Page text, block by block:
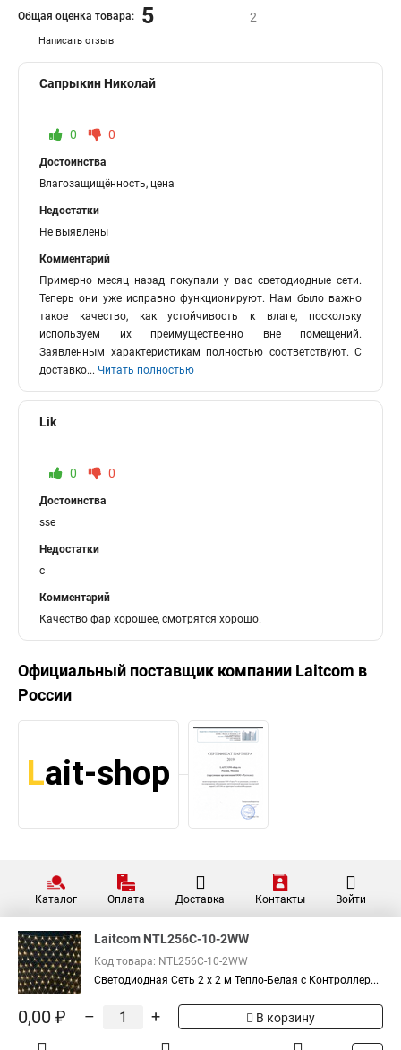
Написать отзыв
Общая оценка товара: 5 2
Сапрыкин Николай
0 0
Достоинства
Влагозащищённость, цена
Недостатки
Не выявлены
Комментарий
Примерно месяц назад покупали у вас светодиодные сети.
Теперь они уже исправно функционируют. Нам было важно
такое качество, как устойчивость к влаге, поскольку
используем их преимущественно вне помещений.
Заявленным характеристикам полностью соответствуют. С
доставко... Читать полностью
Lik
0 0
Достоинства
sse
Недостатки
c
Комментарий
Качество фар хорошее, смотрятся хорошо.
Официальный поставщик компании Laitcom в
России
Каталог Оплата Доставка Контакты Войти
Laitcom NTL256C-10-2WW
Код товара: NTL256C-10-2WW
Светодиодная Сеть 2 x 2 м Тепло-Белая с Контроллер...
0,00 ₽ – + В корзину